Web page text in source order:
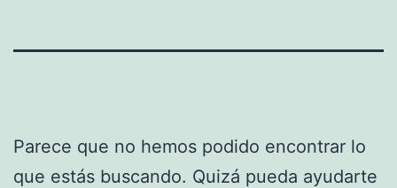
Parece que no hemos podido encontrar lo
que estás buscando. Quizá pueda ayudarte